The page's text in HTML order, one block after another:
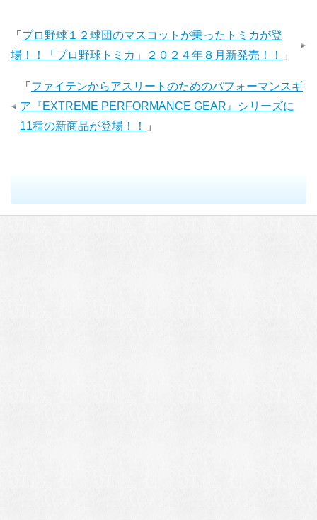
「 プロ野球１２球団のマスコットが乗ったトミカが登
場！！「プロ野球トミカ」２０２４年８月新発売！！
」
「 ファイテンからアスリートのためのパフォーマンスギ
ア『EXTREME PERFORMANCE GEAR』シリーズに
11種の新商品が登場！！
」